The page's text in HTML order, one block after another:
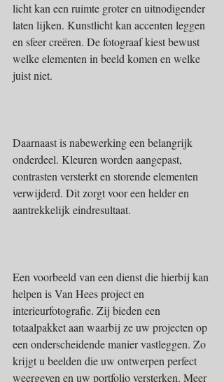
licht kan een ruimte groter en uitnodigender
laten lijken. Kunstlicht kan accenten leggen
en sfeer creëren. De fotograaf kiest bewust
welke elementen in beeld komen en welke
juist niet.
Daarnaast is nabewerking een belangrijk
onderdeel. Kleuren worden aangepast,
contrasten versterkt en storende elementen
verwijderd. Dit zorgt voor een helder en
aantrekkelijk eindresultaat.
Een voorbeeld van een dienst die hierbij kan
helpen is Van Hees project en
interieurfotografie. Zij bieden een
totaalpakket aan waarbij ze uw projecten op
een onderscheidende manier vastleggen. Zo
krijgt u beelden die uw ontwerpen perfect
weergeven en uw portfolio versterken. Meer